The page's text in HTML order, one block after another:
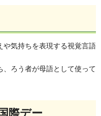
や気持ちを表現する視覚言語
、ろう者が母語として使って
際デー